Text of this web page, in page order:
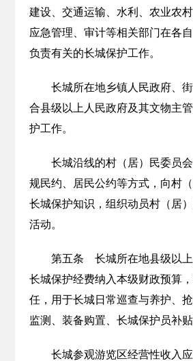
建设、交通运输、水利、农业农村
应急管理、审计等相关部门在各
负责有关的长城保护工作。
长城所在地乡镇人民政府、
合县级以上人民政府及其文物主
护工作。
长城沿线的村（居）民委员
规民约、居民公约等方式，向村
长城保护知识，组织动员村（居
活动。
第五条 长城所在地县级以
长城保护经费纳入本级财政预算
任，用于长城日常巡查与养护、
监测、装备购置、长城保护员补贴
长城参观游览区经营性收入